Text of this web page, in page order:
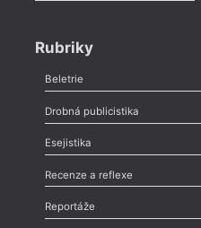
Rubriky
Beletrie
Poezie,Próza,Dokumenty
Drobná publicistika
Odlesk
Nekrolog,Glosa,Sloupek,
Esejistika
Esej , Pádlo,Úvaha
Recenze a reflexe
Recenze
Méně slov o próze,Celá
Reportáže